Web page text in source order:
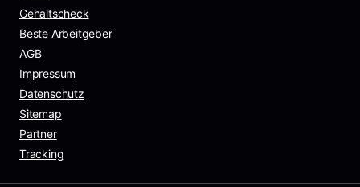
Gehaltscheck
Beste Arbeitgeber
AGB
Impressum
Datenschutz
Sitemap
Partner
Tracking